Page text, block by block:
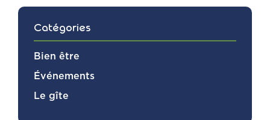
Catégories
Bien être
Événements
Le gîte